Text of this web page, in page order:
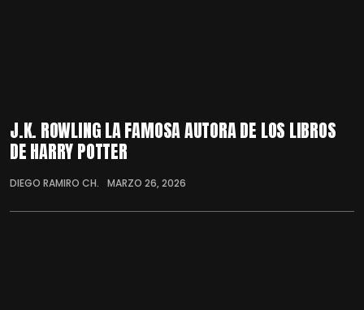
J.K. ROWLING LA FAMOSA AUTORA DE LOS LIBROS
DE HARRY POTTER
DIEGO RAMIRO CH. MARZO 26, 2026